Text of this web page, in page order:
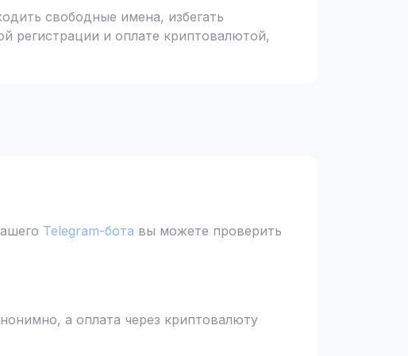
свободные имена, избегать
регистрации и оплате криптовалютой,
Telegram-бота вы можете проверить
а оплата через криптовалюту